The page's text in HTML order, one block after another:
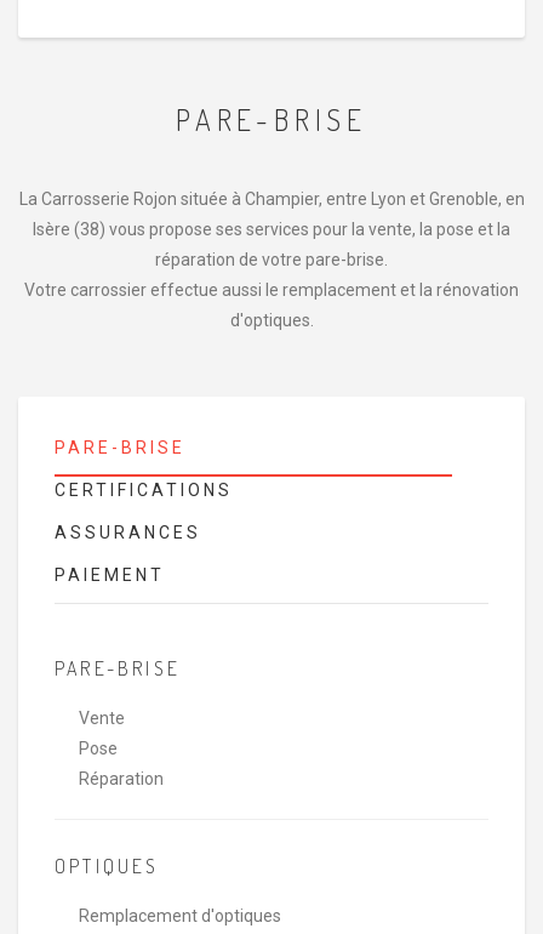
PARE-BRISE
La Carrosserie Rojon située à Champier, entre Lyon et Grenoble, en
Isère (38) vous propose ses services pour la vente, la pose et la
réparation de votre pare-brise.
Votre carrossier effectue aussi le remplacement et la rénovation
d'optiques.
PARE-BRISE
CERTIFICATIONS
ASSURANCES
PAIEMENT
PARE-BRISE
Vente
Pose
Réparation
OPTIQUES
Remplacement d'optiques